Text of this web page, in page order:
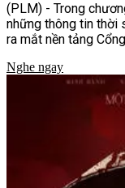
(PLM) - Trong
những thông tin thời
ra mắt nền tảng
niệm Ngày Thương
cường bảo đảm an
người và nhiều tin
Nghe ngay